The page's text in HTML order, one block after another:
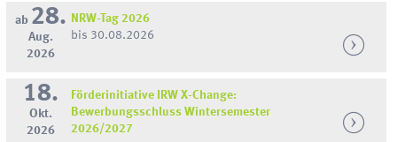
ab 28.
Aug.
2026
NRW-Tag 2026
bis 30.08.2026
18.
Okt.
2026
Förderinitiative IRW X-Change:
Bewerbungsschluss Wintersemester
2026/2027